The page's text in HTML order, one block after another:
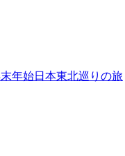
末年始日本東北巡りの旅